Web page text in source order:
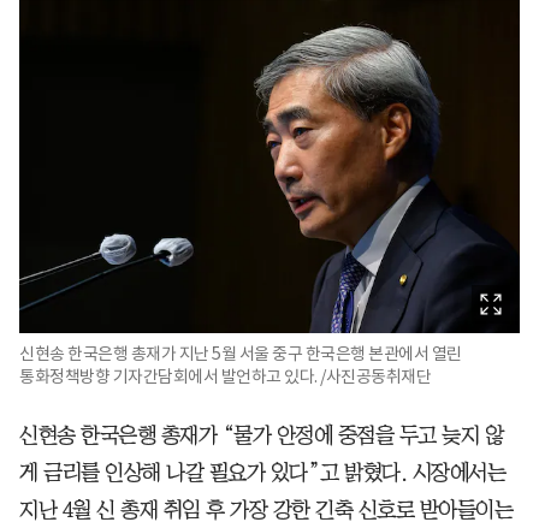
신현송 한국은행 총재가 지난 5월 서울 중구 한국은행 본관에서 열린
통화정책방향 기자간담회에서 발언하고 있다. /사진공동취재단
신현송 한국은행 총재가 “물가 안정에 중점을 두고 늦지 않
게 금리를 인상해 나갈 필요가 있다”고 밝혔다. 시장에서는
지난 4월 신 총재 취임 후 가장 강한 긴축 신호로 받아들이는